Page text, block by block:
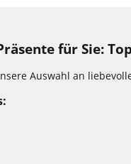
für Sie:
Auswahl an